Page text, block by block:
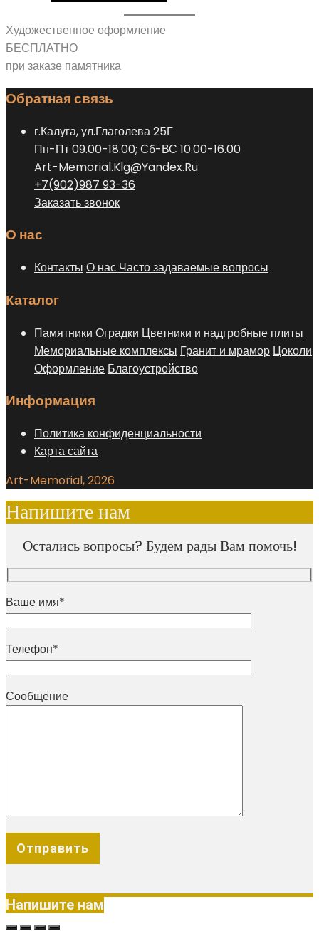
товара.
можно
товара.
товар
на
странице
товара.
Художественное оформление
БЕСПЛАТНО
при заказе памятника
Обратная связь
г.Калуга, ул.Глаголева 25Г
Пн-Пт 09.00-18.00; Сб-ВС 10.00-16.00
Art-Memorial.Klg@Yandex.Ru
+7(902)987 93-36
Заказать звонок
О нас
Контакты О нас Часто задаваемые вопросы
Каталог
Памятники Оградки Цветники и надгробные плиты
Мемориальные комплексы Гранит и мрамор Цоколи
Оформление Благоустройство
Информация
Политика конфиденциальности
Карта сайта
Art-Memorial, 2026
Напишите нам
Остались вопросы? Будем рады Вам помочь!
Ваше имя*
Телефон*
Сообщение
Напишите нам